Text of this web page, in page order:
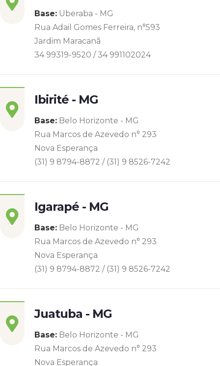
Base: Uberaba - MG
Rua Adail Gomes Ferreira, n°593
Jardim Maracanã
34 99319-9520 / 34 991102024
Ibirité - MG
Base: Belo Horizonte - MG
Rua Marcos de Azevedo n° 293
Nova Esperança
(31) 9 8794-8872 / (31) 9 8526-7242
Igarapé - MG
Base: Belo Horizonte - MG
Rua Marcos de Azevedo n° 293
Nova Esperança
(31) 9 8794-8872 / (31) 9 8526-7242
Juatuba - MG
Base: Belo Horizonte - MG
Rua Marcos de Azevedo n° 293
Nova Esperança